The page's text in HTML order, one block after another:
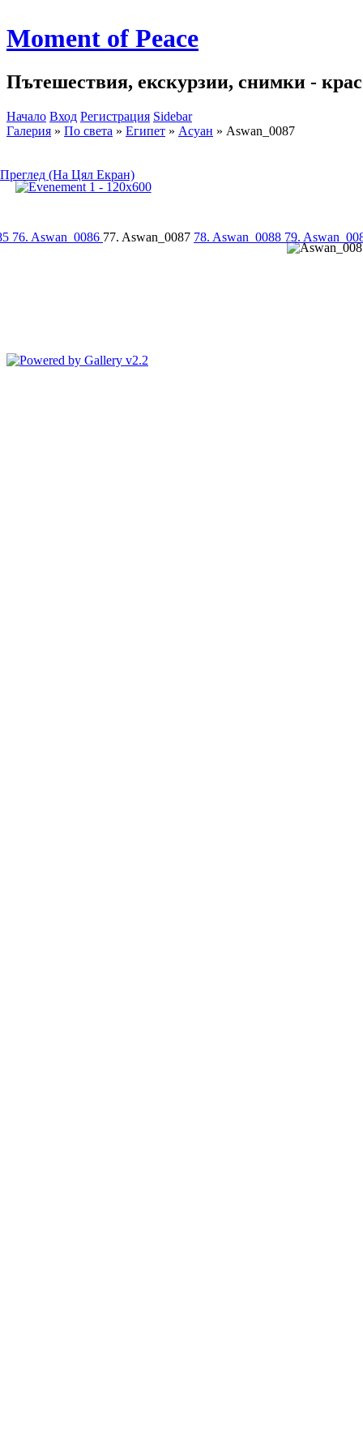
Moment of Peace
Пътешествия, екскурзии, снимки -
Начало Вход Регистрация Sidebar
Галерия » По света » Египет » Асуан » Aswan_0087
Преглед (На Цял Екран)
76. Aswan_0086 77. Aswan_0087 78. Aswan_0088 79.